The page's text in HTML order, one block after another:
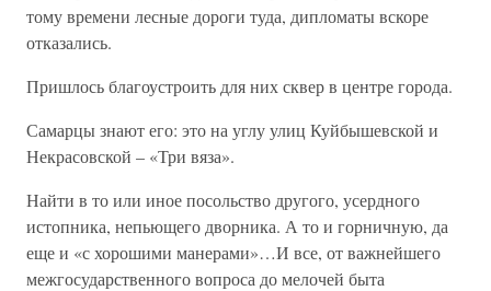
тому времени лесные дороги туда, дипломаты вскоре
отказались.
Пришлось благоустроить для них сквер в центре города.
Самарцы знают его: это на углу улиц Куйбышевской и
Некрасовской – «Три вяза».
Найти в то или иное посольство другого, усердного
истопника, непьющего дворника. А то и горничную, да
еще и «с хорошими манерами»…И все, от важнейшего
межгосударственного вопроса до мелочей быта